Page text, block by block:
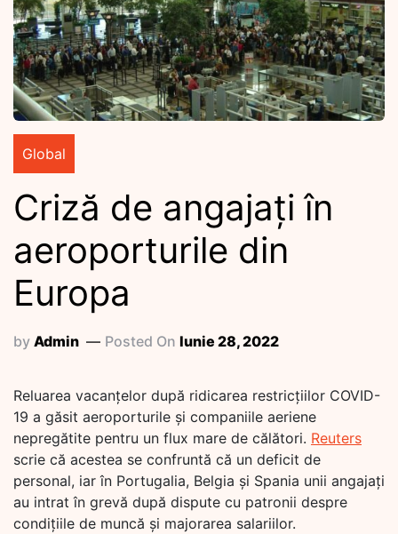
Global
Criză de angajați în
aeroporturile din
Europa
by Admin Posted On Iunie 28, 2022
Reluarea vacanțelor după ridicarea restricțiilor COVID-
19 a găsit aeroporturile și companiile aeriene
nepregătite pentru un flux mare de călători. Reuters
scrie că acestea se confruntă că un deficit de
personal, iar în Portugalia, Belgia și Spania unii angajați
au intrat în grevă după dispute cu patronii despre
condițiile de muncă și majorarea salariilor.